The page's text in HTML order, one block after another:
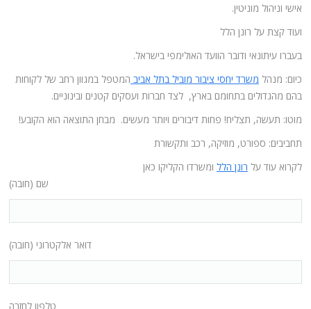
אישי וניהול מוניטין.
ועוד קצת על רונן הלל
בעברו עיתונאי ודובר הוועד האולימפי בישראל.
כיום: מנהל משרד יחסי ציבור מוביל בתל אביב המטפל במגוון רחב של לקוחות
בהם מהגדולים בתחומם בארץ, לצד חברות ועסקים קטנים ובינוניים.
מוטו: תעשה, תצליח! פחות דיבורים ויותר מעשים. מבחן התוצאה הוא הקובע!
תחביבים: ספורט, מוזיקה, רכב ותקשורת
לקרוא עוד על רונן הלל ומשרדו הקליקו כאן
שם (חובה)
דואר אלקטרוני (חובה)
טלפון לחזרה